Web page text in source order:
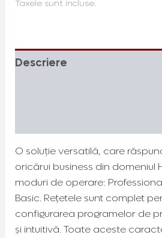
Taxele sunt incluse.
Descriere
O soluție versatilă, care
oricărui business din domeniul
moduri de operare:
Basic. Rețetele sunt complet
configurarea programelor de
și intuitivă. Toate aceste